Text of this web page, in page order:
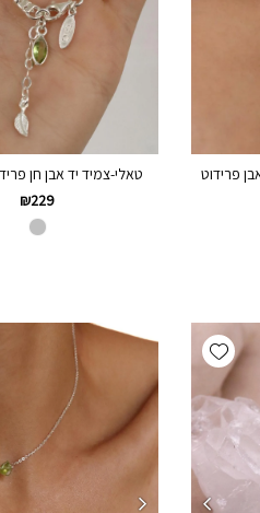
פרידוט
טאלי-צמיד יד אבן חן
₪229
Add wishlist